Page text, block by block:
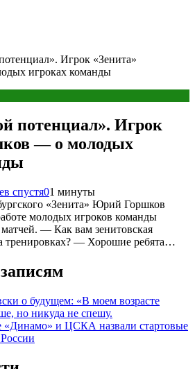
Игрок «Зенита»
игроках команды
потенциал». Игрок
— о молодых
спустя01 минуты
«Зенита» Юрий Горшков
молодых игроков команды
— Как вам зенитовская
тренировках? — Хорошие ребята…
о будущем: «В моем возрасте
но никуда не спешу.
«Динамо» и ЦСКА назвали стартовые